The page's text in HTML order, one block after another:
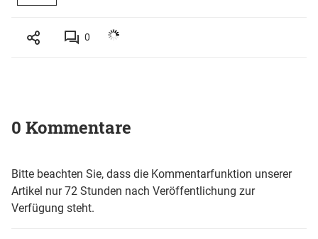
0
0 Kommentare
Bitte beachten Sie, dass die Kommentarfunktion unserer
Artikel nur 72 Stunden nach Veröffentlichung zur
Verfügung steht.